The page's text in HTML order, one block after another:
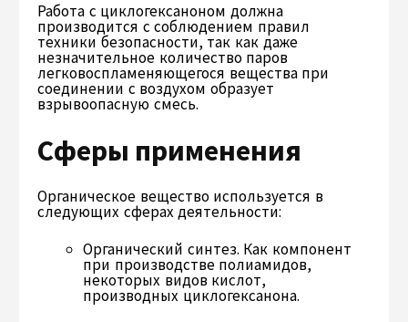
Работа с циклогексаноном должна
производится с соблюдением правил
техники безопасности, так как даже
незначительное количество паров
легковоспламеняющегося вещества при
соединении с воздухом образует
взрывоопасную смесь.
Сферы применения
Органическое вещество используется в
следующих сферах деятельности:
Органический синтез. Как компонент
при производстве полиамидов,
некоторых видов кислот,
производных циклогексанона.